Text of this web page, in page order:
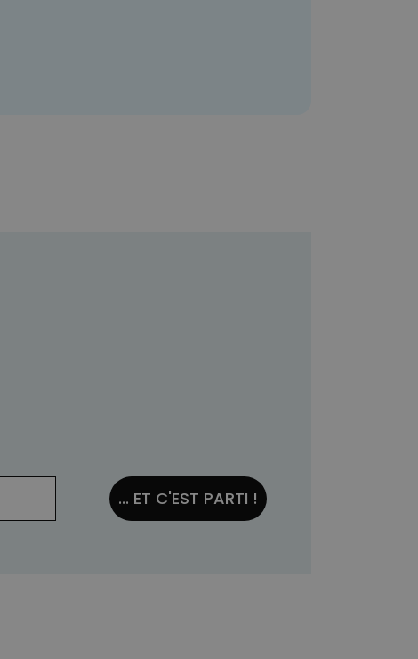
... ET C'EST PARTI !